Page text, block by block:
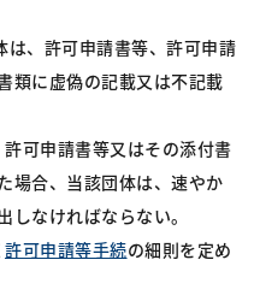
、許可申請書等、許可申請
類に虚偽の記載又は不記載
可申請書等又はその添付書
場合、当該団体は、速やか
なければならない。
許可申請等手続の細則を定め